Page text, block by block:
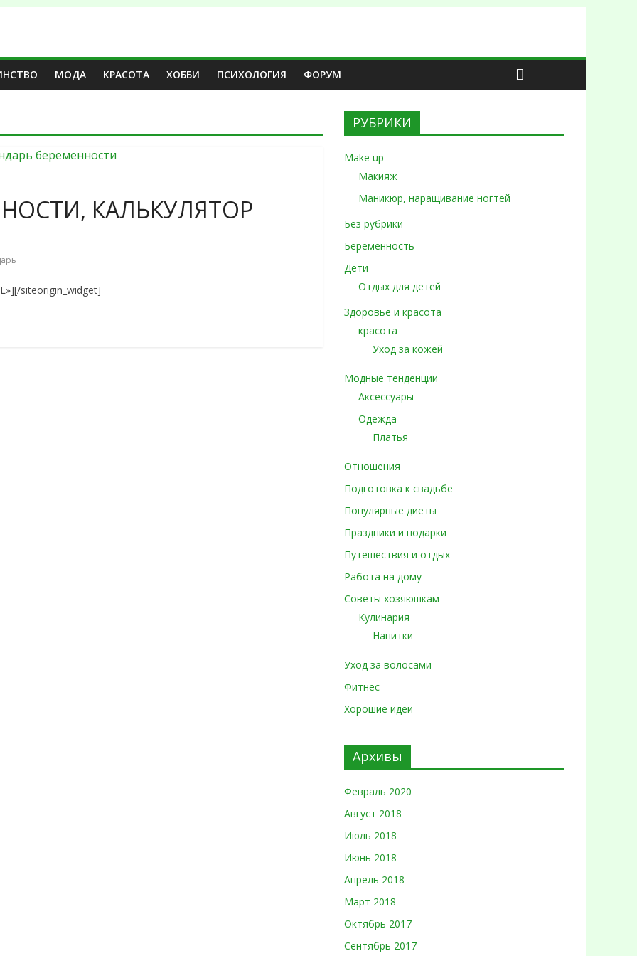
МОДА КРАСОТА ХОББИ ПСИХОЛОГИЯ ФОРУМ
КАЛЬКУЛЯТОР
siteorigin_widget]
РУБРИКИ
Make up
Макияж
Маникюр, наращивание ногтей
Без рубрики
Беременность
Дети
Отдых для детей
Здоровье и красота
красота
Уход за кожей
Модные тенденции
Аксессуары
Одежда
Платья
Отношения
Подготовка к свадьбе
Популярные диеты
Праздники и подарки
Путешествия и отдых
Работа на дому
Советы хозяюшкам
Кулинария
Напитки
Уход за волосами
Фитнес
Хорошие идеи
Архивы
Февраль 2020
Август 2018
Июль 2018
Июнь 2018
Апрель 2018
Март 2018
Октябрь 2017
Сентябрь 2017